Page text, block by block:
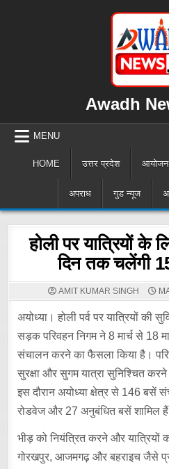
Awadh
MENU
HOME उत्तर प्रदेश आयोजन
अपराध गुड न्यूज
होली पर यात्रियों के
दिन तक चलेंगी
AMIT KUMAR SINGH
अयोध्या। होली पर्व पर यात्रियों की
सड़क परिवहन निगम ने 8 मार्च से 18
संचालन करने का फैसला किया है।
सुरक्षा और सुगम यात्रा सुनिश्चित
इस दौरान अयोध्या क्षेत्र से 146 बसें
रोडवेज और 27 अनुबंधित बसें शामिल
भीड़ को नियंत्रित करने और
गोरखपुर, आजमगढ़ और बहराइच जैसे